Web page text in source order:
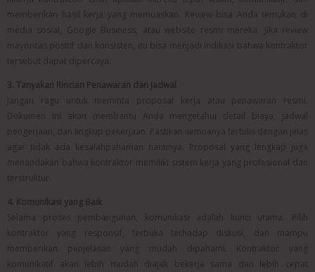
memberikan hasil kerja yang memuaskan. Review bisa Anda temukan di
media sosial, Google Business, atau website resmi mereka. Jika review
mayoritas positif dan konsisten, itu bisa menjadi indikasi bahwa kontraktor
tersebut dapat dipercaya.
3. Tanyakan Rincian Penawaran dan Jadwal
Jangan ragu untuk meminta proposal kerja atau penawaran resmi.
Dokumen ini akan membantu Anda mengetahui detail biaya, jadwal
pengerjaan, dan lingkup pekerjaan. Pastikan semuanya tertulis dengan jelas
agar tidak ada kesalahpahaman nantinya. Proposal yang lengkap juga
menandakan bahwa kontraktor memiliki sistem kerja yang profesional dan
terstruktur.
4. Komunikasi yang Baik
Selama proses pembangunan, komunikasi adalah kunci utama. Pilih
kontraktor yang responsif, terbuka terhadap diskusi, dan mampu
memberikan penjelasan yang mudah dipahami. Kontraktor yang
komunikatif akan lebih mudah diajak bekerja sama dan lebih cepat